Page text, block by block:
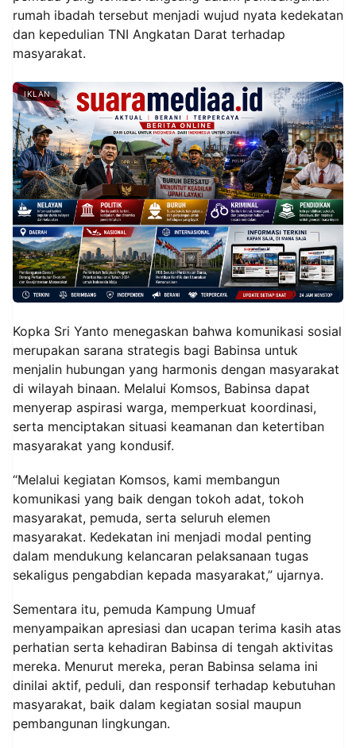
rumah ibadah tersebut menjadi wujud nyata kedekatan
dan kepedulian TNI Angkatan Darat terhadap
masyarakat.
IKLAN
Kopka Sri Yanto menegaskan bahwa komunikasi sosial
merupakan sarana strategis bagi Babinsa untuk
menjalin hubungan yang harmonis dengan masyarakat
di wilayah binaan. Melalui Komsos, Babinsa dapat
menyerap aspirasi warga, memperkuat koordinasi,
serta menciptakan situasi keamanan dan ketertiban
masyarakat yang kondusif.
“Melalui kegiatan Komsos, kami membangun
komunikasi yang baik dengan tokoh adat, tokoh
masyarakat, pemuda, serta seluruh elemen
masyarakat. Kedekatan ini menjadi modal penting
dalam mendukung kelancaran pelaksanaan tugas
sekaligus pengabdian kepada masyarakat,” ujarnya.
Sementara itu, pemuda Kampung Umuaf
menyampaikan apresiasi dan ucapan terima kasih atas
perhatian serta kehadiran Babinsa di tengah aktivitas
mereka. Menurut mereka, peran Babinsa selama ini
dinilai aktif, peduli, dan responsif terhadap kebutuhan
masyarakat, baik dalam kegiatan sosial maupun
pembangunan lingkungan.